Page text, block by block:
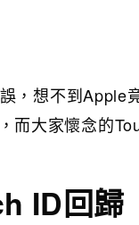
，想不到
而大家懷念的
ID回歸